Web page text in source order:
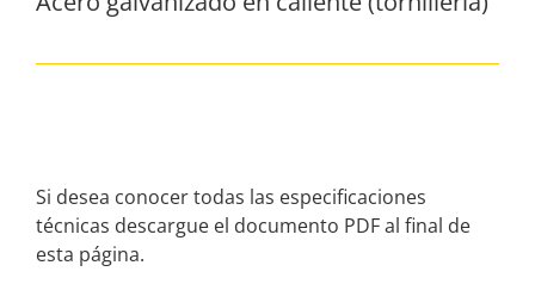
Si desea conocer todas las especificaciones
técnicas descargue el documento PDF al final de
esta página.